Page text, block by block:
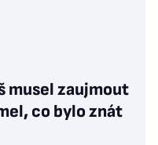
musel zaujmout
co bylo znát